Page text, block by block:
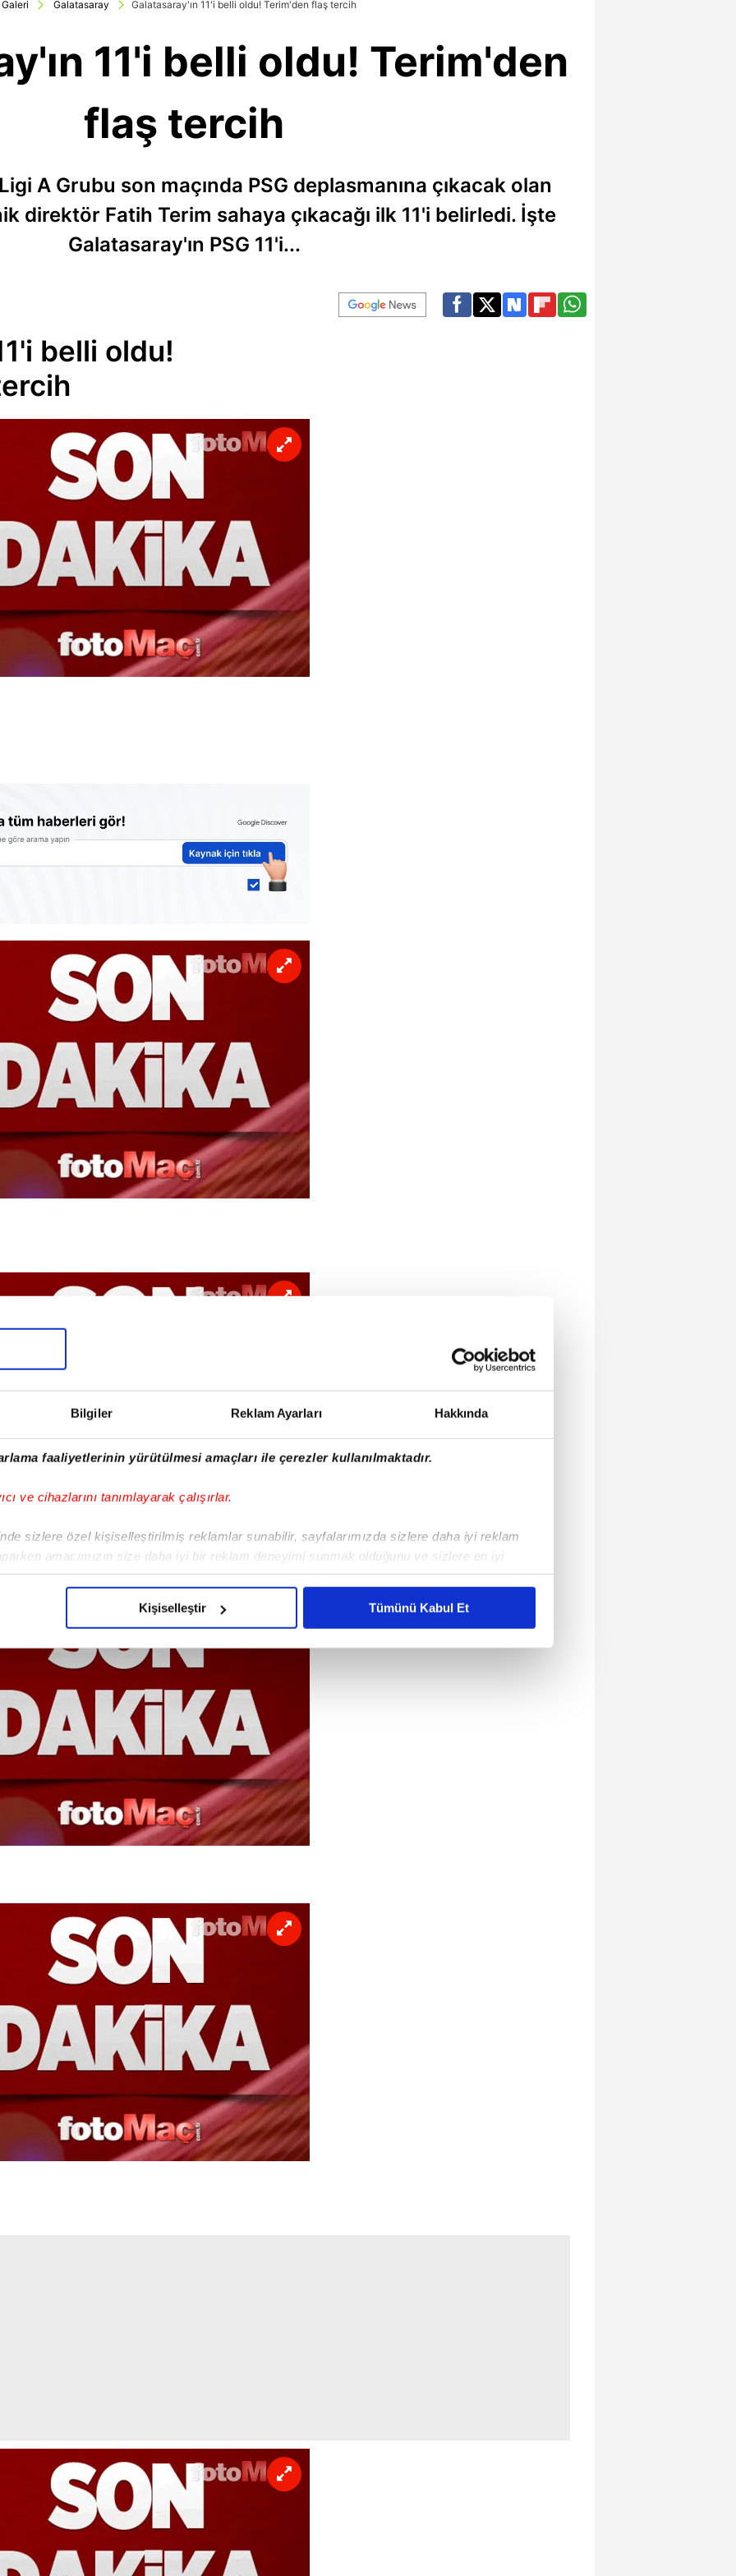
Bilgiler Reklam Ayarları Hakkında
faaliyetlerinin yürütülmesi amaçları ile çerezler kullanılmaktadır.
ve cihazlarını tanımlayarak çalışırlar.
sizlere özel kişiselleştirilmiş reklamlar sunabilir, sayfalarımızda sizlere daha iyi reklam
amacımızın size daha iyi bir reklam deneyimi sunmak olduğunu ve sizlere en iyi
gelen çabayı gösterdiğimizi ve bu noktada, reklamların maliyetlerimizi karşılamak
için İnternet Sitemizde kendimize ve üçüncü kişilere ait çerezler kullanılmaktadır. Bu
verileriniz işlenmekte olup gerekli olan çerezler bilgi toplumu hizmetlerinin sunulması
çerezler, sitemizin daha işlevsel kılınması ve kişiselleştirilmesi ve sizlere yönelik
amaçlarıyla sınırlı olarak açık rızanız dahilinde kullanılacaktır.
yer alan panel vasıtasıyla belirleyebilirsiniz. Çerezlere ilişkin detaylı bilgi için Ayarlar
Metnimizi
ziyaret edebilirsiniz.
Kanunu uyarınca hazırlanmış Aydınlatma Metnimizi okumak ve sitemizde ilgili
Kişiselleştir Tümünü Kabul Et
Galeri Galatasaray Galatasaray'ın 11'i belli oldu! Terim'den flaş tercih
11'i belli oldu! Terim'den
flaş tercih
A Grubu son maçında PSG deplasmanına çıkacak olan
direktör Fatih Terim sahaya çıkacağı ilk 11'i belirledi. İşte
Galatasaray'ın PSG 11'i...
belli oldu!